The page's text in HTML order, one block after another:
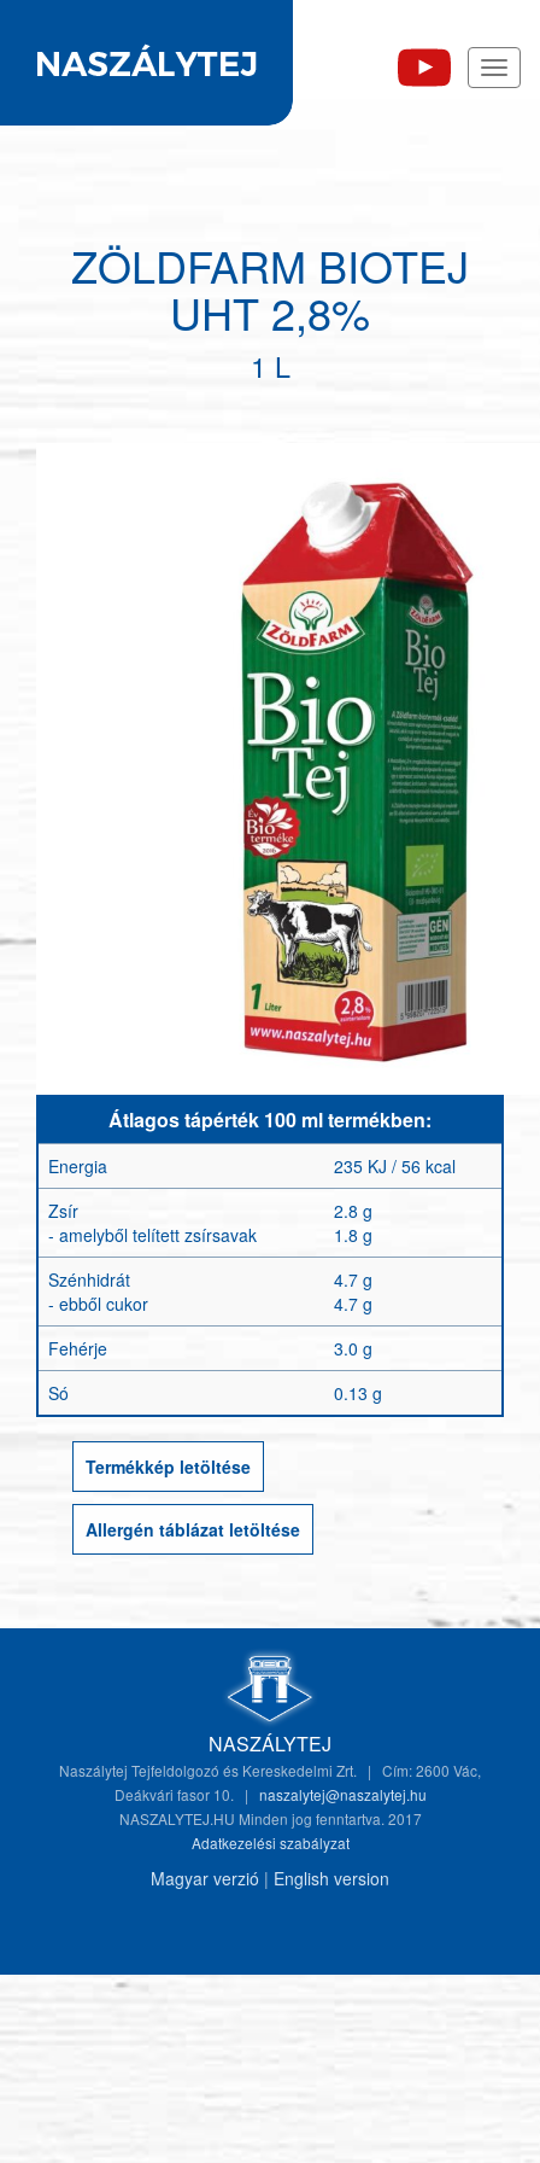
ZÖLDFARM BIOTEJ
UHT 2,8%
1 L
Átlagos tápérték 100 ml termékben:
Energia
235 KJ / 56 kcal
Zsír
- amelyből telített zsírsavak
2.8 g
1.8 g
Szénhidrát
- ebből cukor
4.7 g
4.7 g
Fehérje
3.0 g
Só
0.13 g
Termékkép letöltése
Allergén táblázat letöltése
NASZÁLYTEJ
Naszálytej Tejfeldolgozó és Kereskedelmi Zrt. | Cím: 2600 Vác,
Deákvári fasor 10. | naszalytej@naszalytej.hu
NASZALYTEJ.HU Minden jog fenntartva. 2017
Adatkezelési szabályzat
Magyar verzió | English version